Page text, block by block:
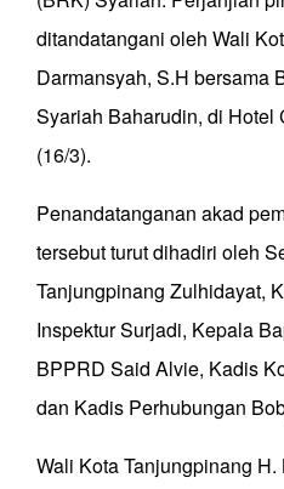
ditandatangani oleh Wali
Darmansyah, S.H bersama
Syariah Baharudin, di Hotel
(16/3).
Penandatanganan akad
tersebut turut dihadiri oleh
Tanjungpinang Zulhidayat,
Inspektur Surjadi, Kepala
BPPRD Said Alvie, Kadis
dan Kadis Perhubungan
Wali Kota Tanjungpinang